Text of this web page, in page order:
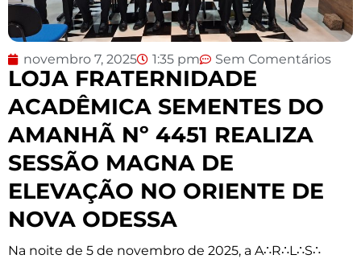
novembro 7, 2025 1:35 pm Sem Comentários
LOJA FRATERNIDADE
ACADÊMICA SEMENTES DO
AMANHÃ Nº 4451 REALIZA
SESSÃO MAGNA DE
ELEVAÇÃO NO ORIENTE DE
NOVA ODESSA
Na noite de 5 de novembro de 2025, a A∴R∴L∴S∴